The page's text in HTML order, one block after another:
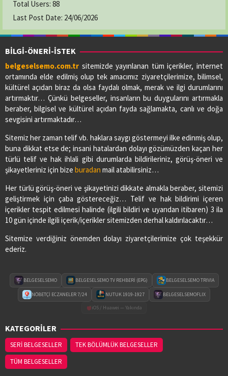
Total Users: 88
Last Post Date: 24/06/2026
BİLGİ-ÖNERİ-İSTEK
belgeselsemo.com.tr sitemizde yayınlanan tüm içerikler, internet
ortamında elde edilmiş olup tek amacımız ziyaretçilerimize, bilimsel,
kültürel açıdan biraz da olsa faydalı olmak, merak ve ilgi durumlarını
artırmaktır… Çünkü belgeseller, insanların bu duygularını artırmakla
beraber, bilgisel ve kültürel açıdan fayda sağlamakta, canlı ve doğa
sevgisini artırmaktadır…
Sitemiz her zaman telif vb. haklara saygı göstermeyi ilke edinmiş olup,
buna dikkat etse de; insani hatalardan dolayı gözümüzden kaçan her
türlü telif ve hak ihlali gibi durumlarda bildirileriniz, görüş-öneri ve
şikayetleriniz için bize buradan mail atabilirsiniz…
Her türlü görüş-öneri ve şikayetinizi dikkate almakla beraber, sitemizi
geliştirmek için çaba göstereceğiz… Telif ve hak bildirimi içeren
içerikler tespit edilmesi halinde (ilgili bildiri ve uyarıdan itibaren) 3 ila
10 gün içinde ilgili içerik/içerikler sitemizden derhal kaldırılacaktır…
Sitemize verdiğiniz önemden dolayı ziyaretçilerimize çok teşekkür
ederiz.
BELGESELSEMO BELGESELSEMO TV REHBERİ (EPG) BELGESELSEMO TRIVIA
NÖBETÇİ ECZANELER 7/24 NUTUK 1919-1927
BELGESELSEMOFLIX
iOS / Huawei — Yakında
KATEGORİLER
SERİ BELGESELLER
TEK BÖLÜMLÜK BELGESELLER
TÜM BELGESELLER